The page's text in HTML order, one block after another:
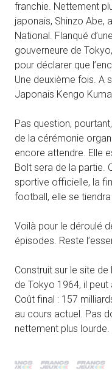
franchie. Nettement
japonais, Shinzo Abe,
National. Flanqué
gouverneure de
pour déclarer que
Une deuxième fois. A
Japonais Kengo
Pas question,
de la cérémonie
encore attendre. Elle
Bolt sera de la partie.
sportive officielle, la
football, elle se
Voilà pour le déroulé
épisodes. Reste
Construit sur le site
de Tokyo 1964, il
Coût final : 157
au cours actuel. Pas
nettement plus lourde.